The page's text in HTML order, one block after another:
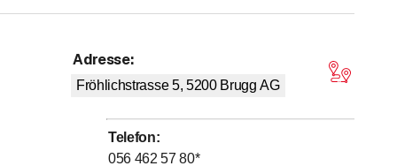
von 5 Sternen
Adresse:
Fröhlichstrasse 5, 5200 Brugg AG
Telefon:
056 462 57 80*